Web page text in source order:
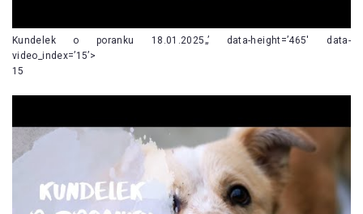
Kundelek o poranku 18.01.2025„’ data-height=’465′ data-
video_index=’15’>
15